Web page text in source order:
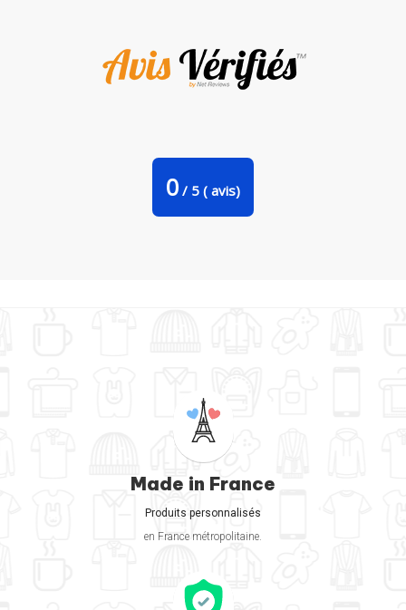
0 / 5 ( avis)
Made in France
Produits personnalisés
en France métropolitaine.